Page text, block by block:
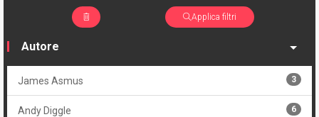
Applica filtri
Autore
James Asmus 3
Andy Diggle 6